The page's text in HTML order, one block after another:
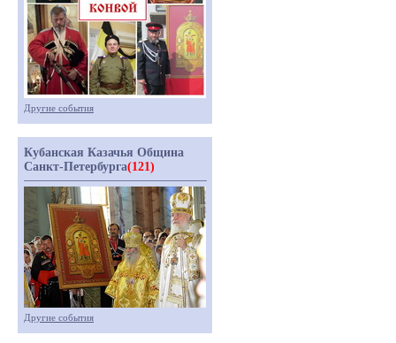
Другие события
Кубанская Казачья Община
Санкт-Петербурга(121)
Другие события